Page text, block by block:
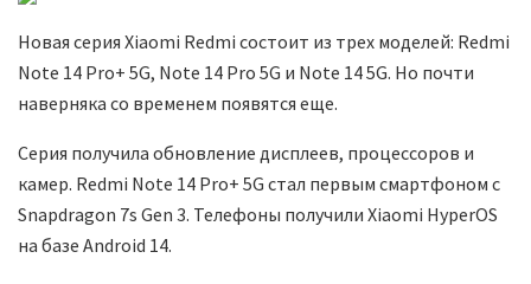
Новая серия Xiaomi Redmi состоит из трех моделей: Redmi
Note 14 Pro+ 5G, Note 14 Pro 5G и Note 14 5G. Но почти
наверняка со временем появятся еще.
Серия получила обновление дисплеев, процессоров и
камер. Redmi Note 14 Pro+ 5G стал первым смартфоном с
Snapdragon 7s Gen 3. Телефоны получили Xiaomi HyperOS
на базе Android 14.